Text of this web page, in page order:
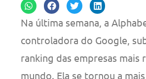
Na última semana, a
controladora do Google,
ranking das empresas mais
mundo. Ela se tornou a